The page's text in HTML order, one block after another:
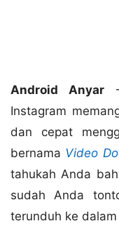
Android Anyar
Instagram
dan cepat
bernama Video
tahukah Anda
sudah Anda
terunduh ke